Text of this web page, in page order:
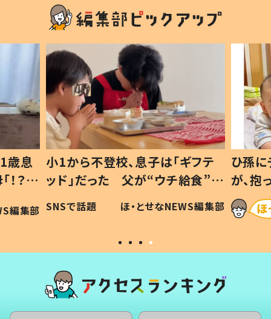
歳息
？」
編集部
小1から不登校、息子は「ギフテ
ッド」だった 父が“ウチ給食”を
作り続ける理由とは #令和の親
#令和の子
SNSで話題 ほ・とせなNEWS編集部
ひ孫
が、
「涙が
い」